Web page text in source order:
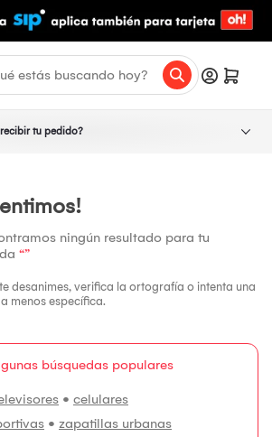
tu pedido?
ningún resultado para tu
“”
desanimes, verifica la ortografía o intenta una
menos específica.
búsquedas populares
• celulares
• zapatillas urbanas